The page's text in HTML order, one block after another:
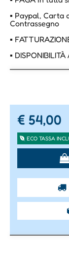
▪ Paypal, Carta
Contrassegno
▪
▪
€ 54,00
ECO TASSA